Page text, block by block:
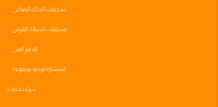
تسجيلات الذكاء الصناعي
تسجيلات اسماك القرش
الدعم الفني
استشاره فرديه مدفوعة
شراء خدمات